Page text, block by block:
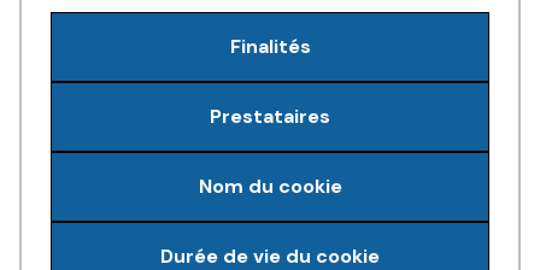
Finalités
Prestataires
Nom du cookie
Durée de vie du cookie